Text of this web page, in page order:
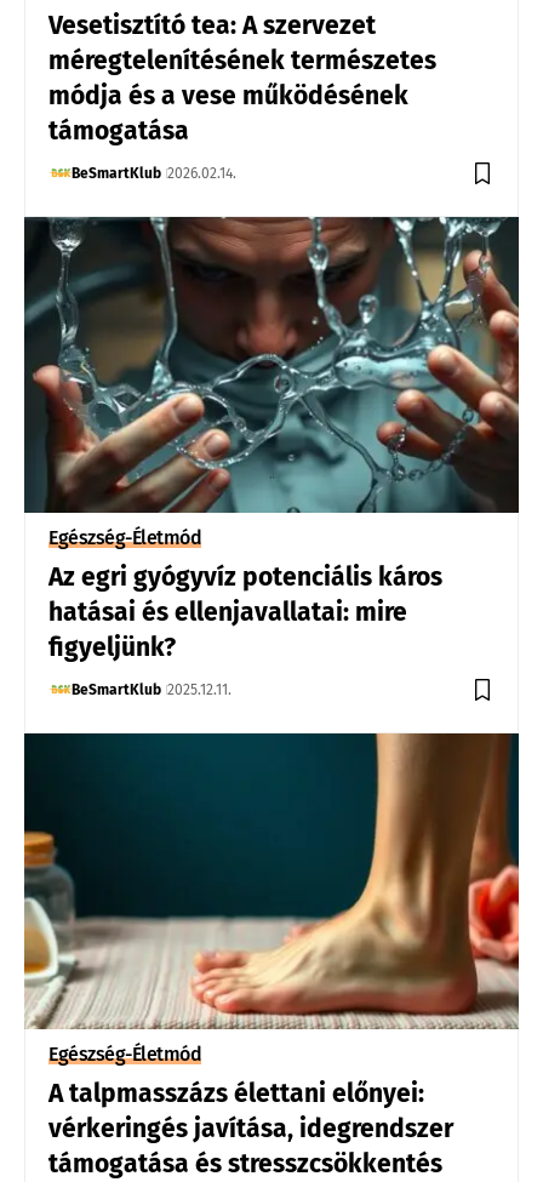
Vesetisztító tea: A szervezet
méregtelenítésének természetes
módja és a vese működésének
támogatása
BeSmartKlub 2026.02.14.
Egészség-Életmód
Az egri gyógyvíz potenciális káros
hatásai és ellenjavallatai: mire
figyeljünk?
BeSmartKlub 2025.12.11.
Egészség-Életmód
A talpmasszázs élettani előnyei:
vérkeringés javítása, idegrendszer
támogatása és stresszcsökkentés